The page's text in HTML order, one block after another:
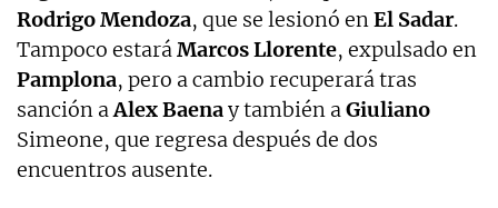
RodrigoMendoza, que se lesionó enEl Sadar.
Tampoco estaráMarcosLlorente, expulsado en
Pamplona, pero a cambio recuperará tras
sanción aAlexBaenay también aGiuliano
Simeone, que regresa después de dos
encuentros ausente.